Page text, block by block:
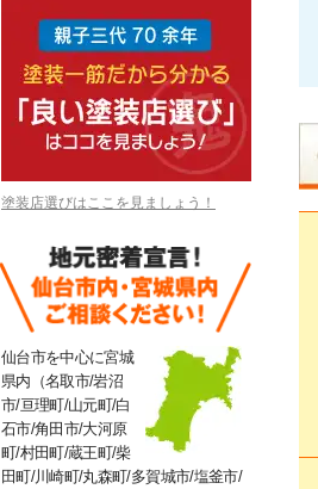
塗装店選びはここを見ましょう！
仙台市を中心に宮城
県内（名取市/岩沼
市/亘理町/山元町/白
石市/角田市/大河原
町/村田町/蔵王町/柴
田町/川崎町/丸森町/多賀城市/塩釜市/